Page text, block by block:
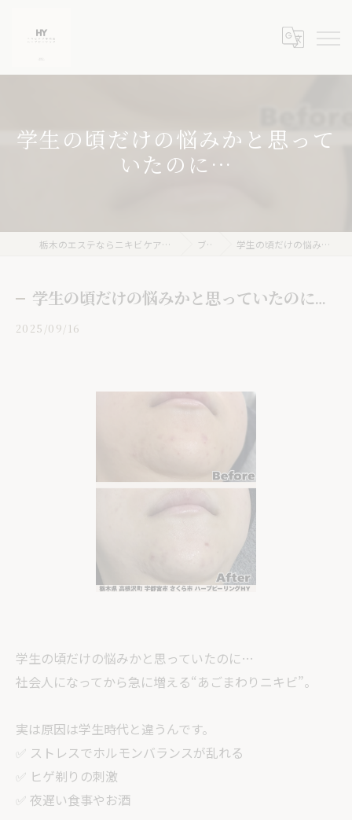
学生の頃だけの悩みかと思って
いたのに…
栃木のエステならニキビケア専門店 ハーブピーリングHY ブログ 学生の頃だけの悩みかと思っていたのに…
学生の頃だけの悩みかと思っていたのに…
2025/09/16
学生の頃だけの悩みかと思っていたのに…
社会人になってから急に増える“あごまわりニキビ”。
実は原因は学生時代と違うんです。
✅ ストレスでホルモンバランスが乱れる
✅ ヒゲ剃りの刺激
✅ 夜遅い食事やお酒